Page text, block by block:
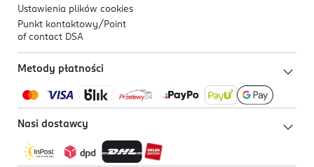
Ustawienia plików cookies
Punkt kontaktowy/ Point
of contact DSA
Metody płatności
Nasi dostawcy